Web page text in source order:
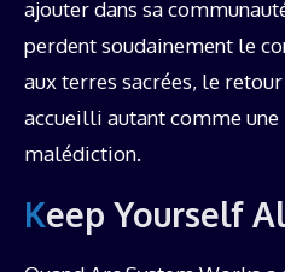
ajouter dans sa
perdent soudainement le
aux terres sacrées, le
accueilli autant comme
malédiction.
Keep Yourself